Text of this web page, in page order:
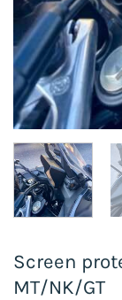
Screen
MT/NK/GT